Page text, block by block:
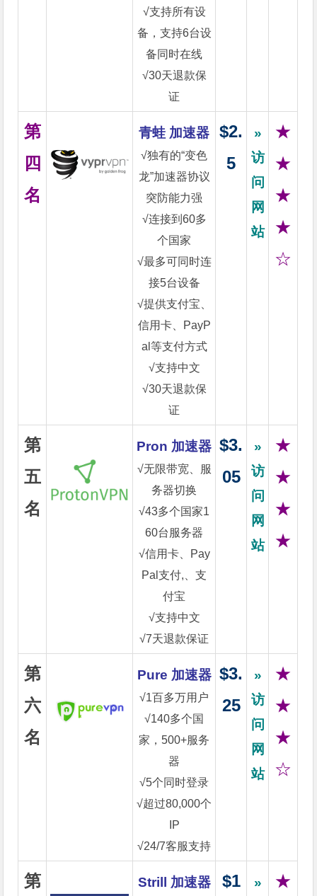
√支持所有设
备，支持6台设
备同时在线
√30天退款保
证
第
四
名
青蛙 加速器
√独有的“变色
龙”加速器协议
突防能力强
√连接到60多
个国家
√最多可同时连
接5台设备
√提供支付宝、
信用卡、PayP
al等支付方式
√支持中文
√30天退款保
证
$2.
5
»
访
问
网
站
★
★
★
★
☆
第
五
名
Pron 加速器
√无限带宽、服
务器切换
√43多个国家1
60台服务器
√信用卡、Pay
Pal支付,、支
付宝
√支持中文
√7天退款保证
$3.
05
»
访
问
网
站
★
★
★
★
第
六
名
Pure 加速器
√1百多万用户
√140多个国
家，500+服务
器
√5个同时登录
√超过80,000个
IP
√24/7客服支持
$3.
25
»
访
问
网
站
★
★
★
☆
第
Strill 加速器
$1
»
★